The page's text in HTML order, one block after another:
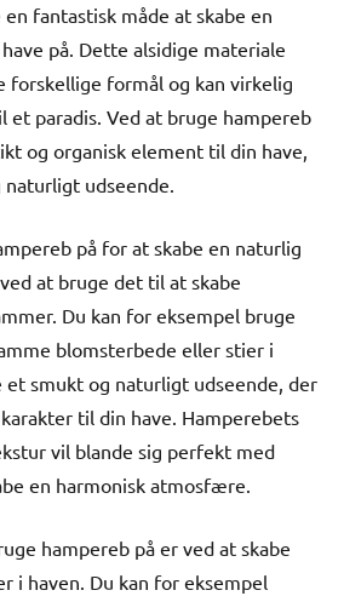
fantastisk måde at skabe en
på. Dette alsidige materiale
forskellige formål og kan virkelig
et paradis. Ved at bruge hampereb
og organisk element til din have,
udseende.
på for at skabe en naturlig
at bruge det til at skabe
Du kan for eksempel bruge
blomsterbede eller stier i
et smukt og naturligt udseende, der
til din have. Hamperebets
vil blande sig perfekt med
en harmonisk atmosfære.
hampereb på er ved at skabe
i haven. Du kan for eksempel